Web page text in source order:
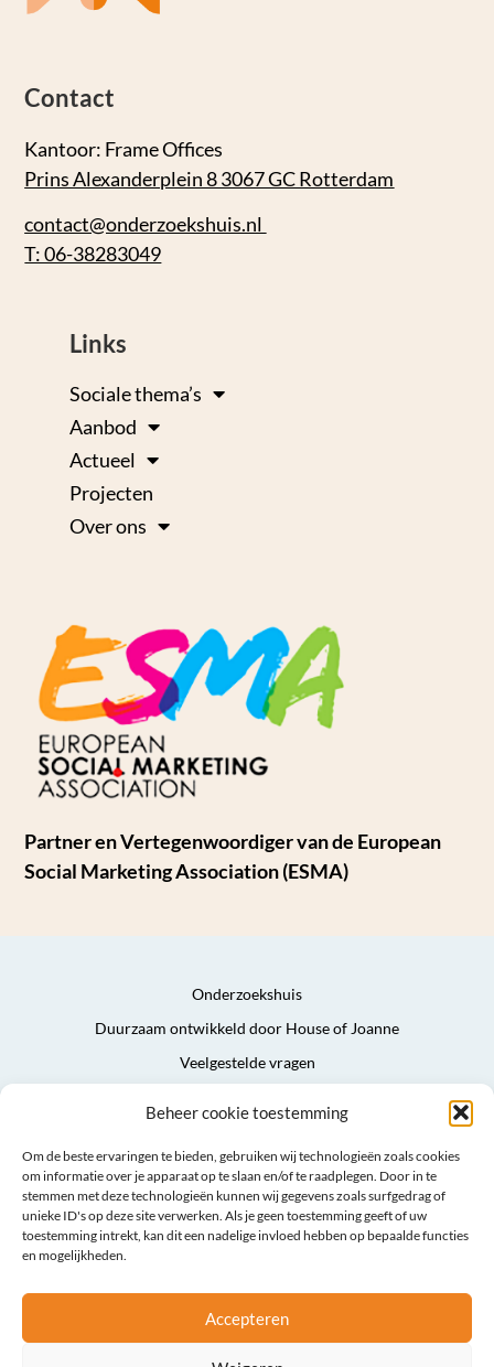
Beheer cookie toestemming
Om de beste ervaringen te bieden, gebruiken wij technologieën zoals cookies
om informatie over je apparaat op te slaan en/of te raadplegen. Door in te
stemmen met deze technologieën kunnen wij gegevens zoals surfgedrag of
unieke ID's op deze site verwerken. Als je geen toestemming geeft of uw
toestemming intrekt, kan dit een nadelige invloed hebben op bepaalde functies
en mogelijkheden.
Accepteren
Contact
Kantoor: Frame Offices
Prins Alexanderplein 8 3067 GC Rotterdam
contact@onderzoekshuis.nl
T: 06-38283049
Links
Sociale thema’s
Aanbod
Actueel
Projecten
Over ons
Partner en Vertegenwoordiger van de European
Social Marketing Association (ESMA)
Onderzoekshuis
Duurzaam ontwikkeld door House of Joanne
Veelgestelde vragen
Sitemap